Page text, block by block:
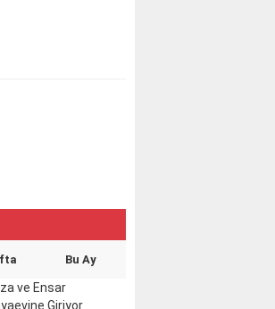
Bu Ay
ve Ensar
Giriyor